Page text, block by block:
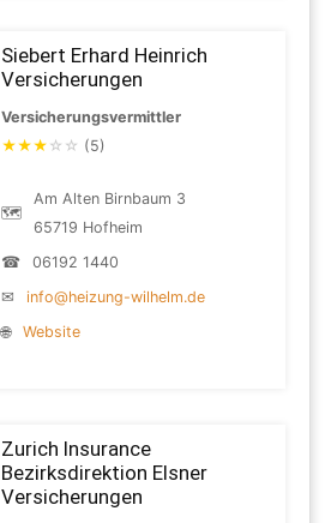
Siebert Erhard Heinrich
Versicherungen
Versicherungsvermittler
★★★ ☆ ☆ (5)
🗺
Am Alten Birnbaum 3
65719 Hofheim
☎
06192 1440
✉
info@heizung-wilhelm.de
🌐
Website
Zurich Insurance
Bezirksdirektion Elsner
Versicherungen